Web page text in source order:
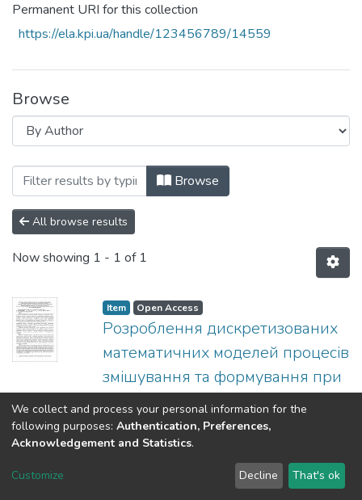
Permanent URI for this collection
https://ela.kpi.ua/handle/123456789/14559
Browse
Browsing Анотовані описи звітів
Browse
All browse results
Now showing 1 - 1 of 1
Item Open Access
Розроблення дискретизованих
математичних моделей процесів
змішування та формування при
приготуванні нових полімерних
композицій
(НТУУ «КПІ»,2011
Сивецкий, В. И.;
Кафедра хімічного, полімерного та
We collect and process your personal information for the
following purposes: Authentication, Preferences,
Acknowledgement and Statistics.
Customize Decline That's ok